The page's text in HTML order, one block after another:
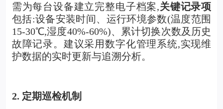
需为每台设备建立完整电子档案,关键记录项
包括:设备安装时间、运行环境参数(温度范围
15-30℃,湿度40%-60%)、累计切换次数及历史
故障记录。建议采用数字化管理系统,实现维
护数据的实时更新与追溯分析。
2. 定期巡检机制